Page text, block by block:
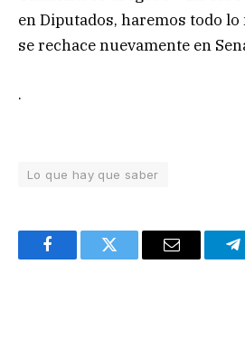
en Diputados, haremos todo
se rechace nuevamente en
.
Lo que hay que saber
FacebookTwitter Email